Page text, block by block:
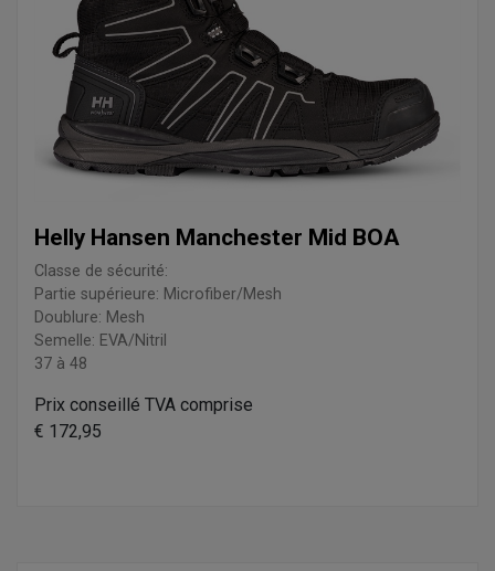
Helly Hansen Manchester Mid BOA
Classe de sécurité:
Partie supérieure: Microfiber/Mesh
Doublure: Mesh
Semelle: EVA/Nitril
37 à 48
Prix conseillé TVA comprise
€ 172,95